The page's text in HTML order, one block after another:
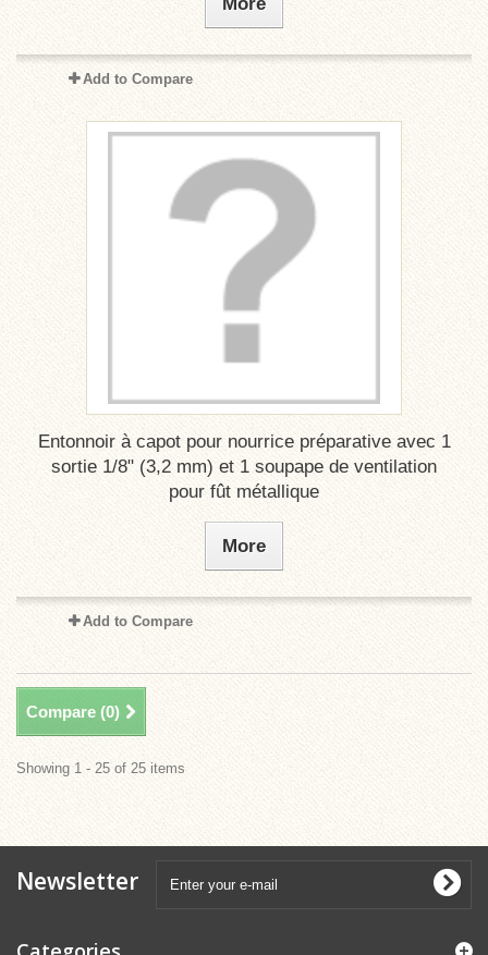
Add to Compare
Entonnoir à capot pour nourrice préparative avec 1
sortie 1/8" (3,2 mm) et 1 soupape de ventilation
pour fût métallique
More
Add to Compare
Compare (0)
Showing 1 - 25 of 25 items
Newsletter